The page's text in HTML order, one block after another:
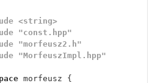
<string>
"const.hpp"
"morfeusz2.h"
"MorfeuszImpl.hpp"
morfeusz {